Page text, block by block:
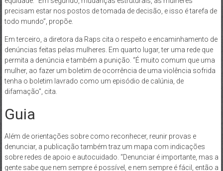
precisam estar nos postos de tomada de decisão, e isso é tarefa de
todo mundo”, propõe.
Em terceiro, a diretora da Raps cita o respeito e encaminhamento de
denúncias feitas pelas mulheres. Em quarto lugar, ter uma rede que
permita a denúncia e também a punição. “É muito comum que uma
mulher, ao fazer um boletim de ocorrência de uma violência sofrida
tenha o boletim lavrado como um episódio de calúnia, de
difamação”, cita.
Guia
Além de orientações sobre como reconhecer, reunir provas e
denunciar, a publicação também traz um mapa com indicações
sobre redes de apoio e autocuidado. “Denunciar é importante, mas a
gente sabe que nem sempre é possível, e nem sempre é fácil, então a